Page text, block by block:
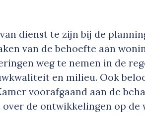
dienst te zijn bij de
van de behoefte aan
weg te nemen in de
en milieu. Ook
voorafgaand aan de
de ontwikkelingen op de